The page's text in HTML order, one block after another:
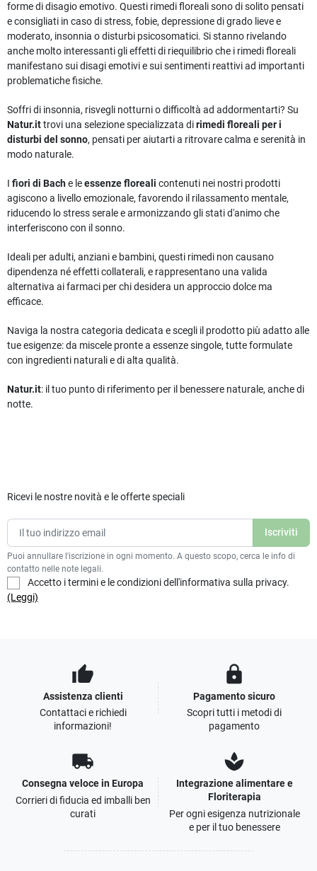
forme di disagio emotivo. Questi rimedi floreali sono di solito pensati
e consigliati in caso di stress, fobie, depressione di grado lieve e
moderato, insonnia o disturbi psicosomatici. Si stanno rivelando
anche molto interessanti gli effetti di riequilibrio che i rimedi floreali
manifestano sui disagi emotivi e sui sentimenti reattivi ad importanti
problematiche fisiche.
Soffri di insonnia, risvegli notturni o difficoltà ad addormentarti? Su
Natur.ittrovi una selezione specializzata dirimedi floreali per i
disturbi del sonno, pensati per aiutarti a ritrovare calma e serenità in
modo naturale.
I fiori di Bache leessenze floreali contenuti nei nostri prodotti
agiscono a livello emozionale, favorendo il rilassamento mentale,
riducendo lo stress serale e armonizzando gli stati d'animo che
interferiscono con il sonno.
Ideali per adulti, anziani e bambini, questi rimedi non causano
dipendenza né effetti collaterali, e rappresentano una valida
alternativa ai farmaci per chi desidera un approccio dolce ma
efficace.
Naviga la nostra categoria dedicata e scegli il prodotto più adatto alle
tue esigenze: da miscele pronte a essenze singole, tutte formulate
con ingredienti naturali e di alta qualità.
Natur.it: il tuo punto di riferimento per il benessere naturale, anche di
notte.
Ricevi le nostre novità e le offerte speciali
Puoi annullare l'iscrizione in ogni momento. A questo scopo, cerca le info di
contatto nelle note legali.
Accetto i termini e le condizioni dell'informativa sulla privacy.
(Leggi)
thumb_up
Assistenza clienti
Contattaci e richiedi
informazioni!
lock
Pagamento sicuro
Scopri tutti i metodi di
pagamento
local_shipping
Consegna veloce in Europa
Corrieri di fiducia ed imballi ben
curati
spa
Integrazione alimentare e
Floriterapia
Per ogni esigenza nutrizionale
e per il tuo benessere